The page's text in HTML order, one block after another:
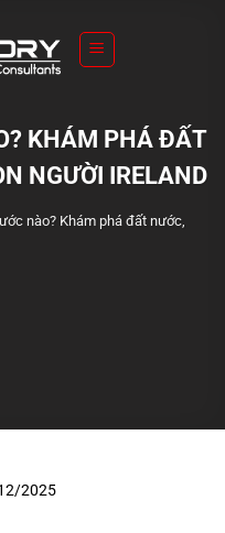
KHÁM PHÁ ĐẤT
NGƯỜI IRELAND
nào? Khám phá đất nước,
2025